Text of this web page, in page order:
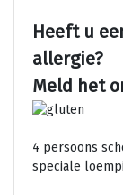
Heeft u
allergie?
Meld het
4 persoons
speciale